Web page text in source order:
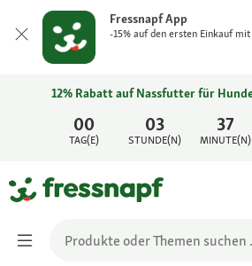
Fressnapf App
-15% auf den ersten Einkauf
00
TAG(E)
03
STUNDE(N)
37
MINUTE(N)
12% Rabatt auf Nassfutter für